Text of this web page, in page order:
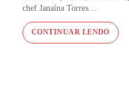
chef Janaína Torres…
CONTINUAR LENDO